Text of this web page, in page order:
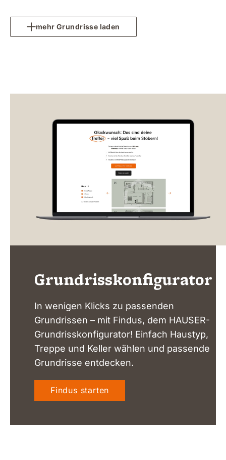
mehr Grundrisse laden
Grundrisskonfigurator
In wenigen Klicks zu passenden
Grundrissen – mit Findus, dem HAUSER-
Grundrisskonfigurator! Einfach Haustyp,
Treppe und Keller wählen und passende
Grundrisse entdecken.
Findus starten